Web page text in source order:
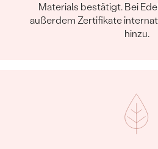
ABMESSUNGEN:
0.7
SI
Materials bestätigt. Bei
außerdem Zertifikate
hinzu.